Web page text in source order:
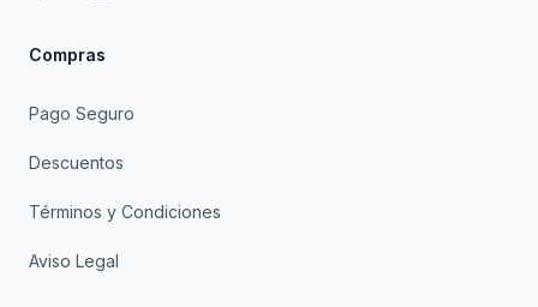
Compras
Pago Seguro
Descuentos
Términos y Condiciones
Aviso Legal